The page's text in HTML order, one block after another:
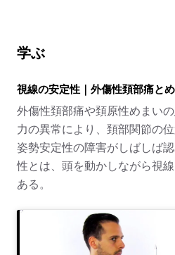
学ぶ
視線の安定性｜外傷性頚部痛と
外傷性頚部痛や頚原性めまい
力の異常により、頚部関節の
姿勢安定性の障害がしばしば
性とは、頭を動かしながら視
ある。